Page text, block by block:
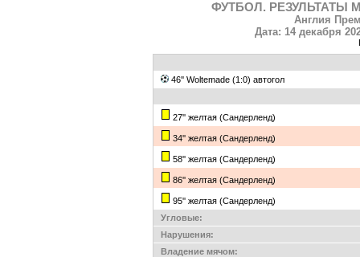
ФУТБОЛ. РЕЗУЛЬТАТЫ
Англия
Дата: 14 декабря
46'' Woltemade (1:0) автогол
27'' желтая (Сандерленд)
34'' желтая (Сандерленд)
58'' желтая (Сандерленд)
86'' желтая (Сандерленд)
95'' желтая (Сандерленд)
Угловые:
Нарушения:
Владение мячом: